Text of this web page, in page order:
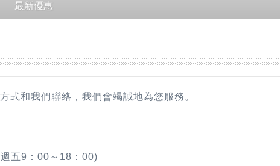
最新優惠
和我們聯絡，我們會竭誠地為您服務。
五9：00～18：00)